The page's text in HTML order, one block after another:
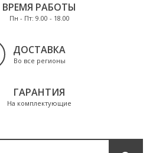
ВРЕМЯ РАБОТЫ
Пн - Пт: 9.00 - 18.00
ДОСТАВКА
Во все регионы
ГАРАНТИЯ
На комплектующие